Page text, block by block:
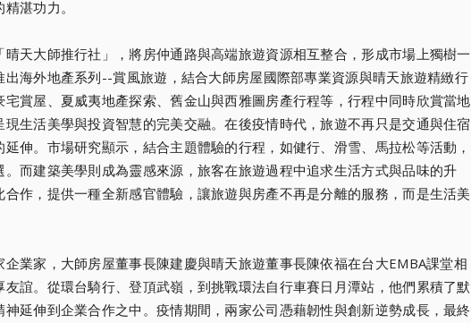
湛功力。
天大師推行社」，將房仲通路與高端旅遊資源相互整合，形成市場上獨樹一
出海外地產系列--賞風旅遊，結合大師房屋國際部專業資源與晴天旅遊精緻行
賞屋、夏威夷地產探索、舊金山與西雅圖房產行程等，行程中同時欣賞當地
生活美學與投資智慧的完美交融。在後疫情時代，旅遊不再只是交通與住宿
伸。市場研究顯示，結合主題體驗的行程，如健行、滑雪、馬拉松等活動，
而建築美學則成為靈感來源，旅客在旅遊過程中追求生活方式與品味的升
作，提供一種全新感官體驗，讓旅遊與房產不再是分離的服務，而是生活美
企業家，大師房屋董事長陳建慶與晴天旅遊董事長陳依福在台大EMBA課堂相
誼。從環台騎行、登頂武嶺，到挑戰環法自行車賽日月潭站，他們累積了默
延伸到企業合作之中。疫情期間，兩家公司憑藉韌性與創新逆勢成長，最終